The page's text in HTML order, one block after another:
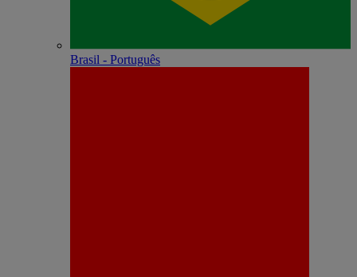
Brasil - Português